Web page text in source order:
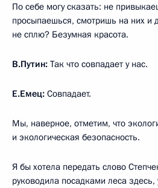
По себе могу сказать: не
просыпаешься, смотришь на них и
не сплю? Безумная красота.
В.Путин: Так что совпадает у нас.
Е.Емец: Совпадает.
Мы, наверное, отметим, что
и экологическая безопасность.
Я бы хотела передать слово
руководила посадками леса